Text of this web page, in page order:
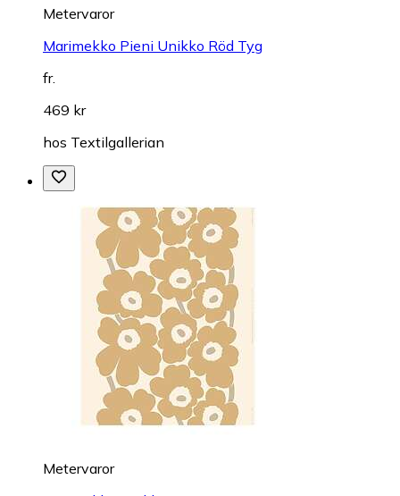
Metervaror
Marimekko Pieni Unikko Röd Tyg
fr.
469 kr
hos Textilgallerian
Metervaror